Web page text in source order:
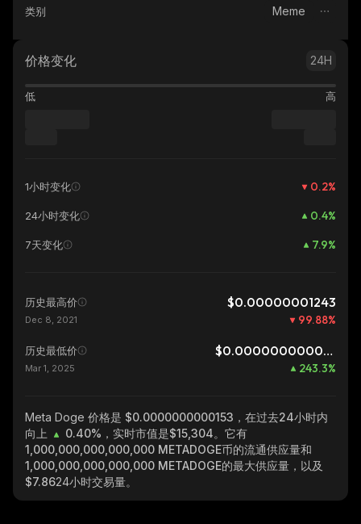
类别 Meme
价格变化 24H
低 高
1小时变化 0.2%
24小时变化 0.4%
7天变化 7.9%
历史最高价 $0.00000001243
Dec 8, 2021 99.88%
历史最低价 $0.0000000000045
Mar 1, 2025 243.3%
Meta Doge 价格是 $0.0000000000153，在过去24小时内
向上
0.40% ，实时市值是$15,304。它有
1,000,000,000,000,000 METADOGE币的流通供应量和
1,000,000,000,000,000 METADOGE的最大供应量，以及
$7.8624小时交易量。